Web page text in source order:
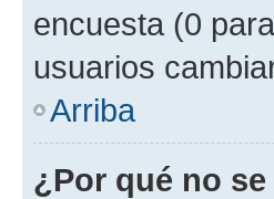
encuesta (0
usuarios
Arriba
¿Por qué no